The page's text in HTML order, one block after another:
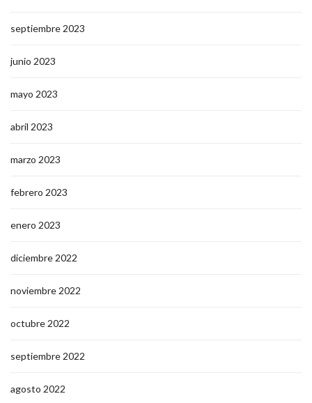
septiembre 2023
junio 2023
mayo 2023
abril 2023
marzo 2023
febrero 2023
enero 2023
diciembre 2022
noviembre 2022
octubre 2022
septiembre 2022
agosto 2022